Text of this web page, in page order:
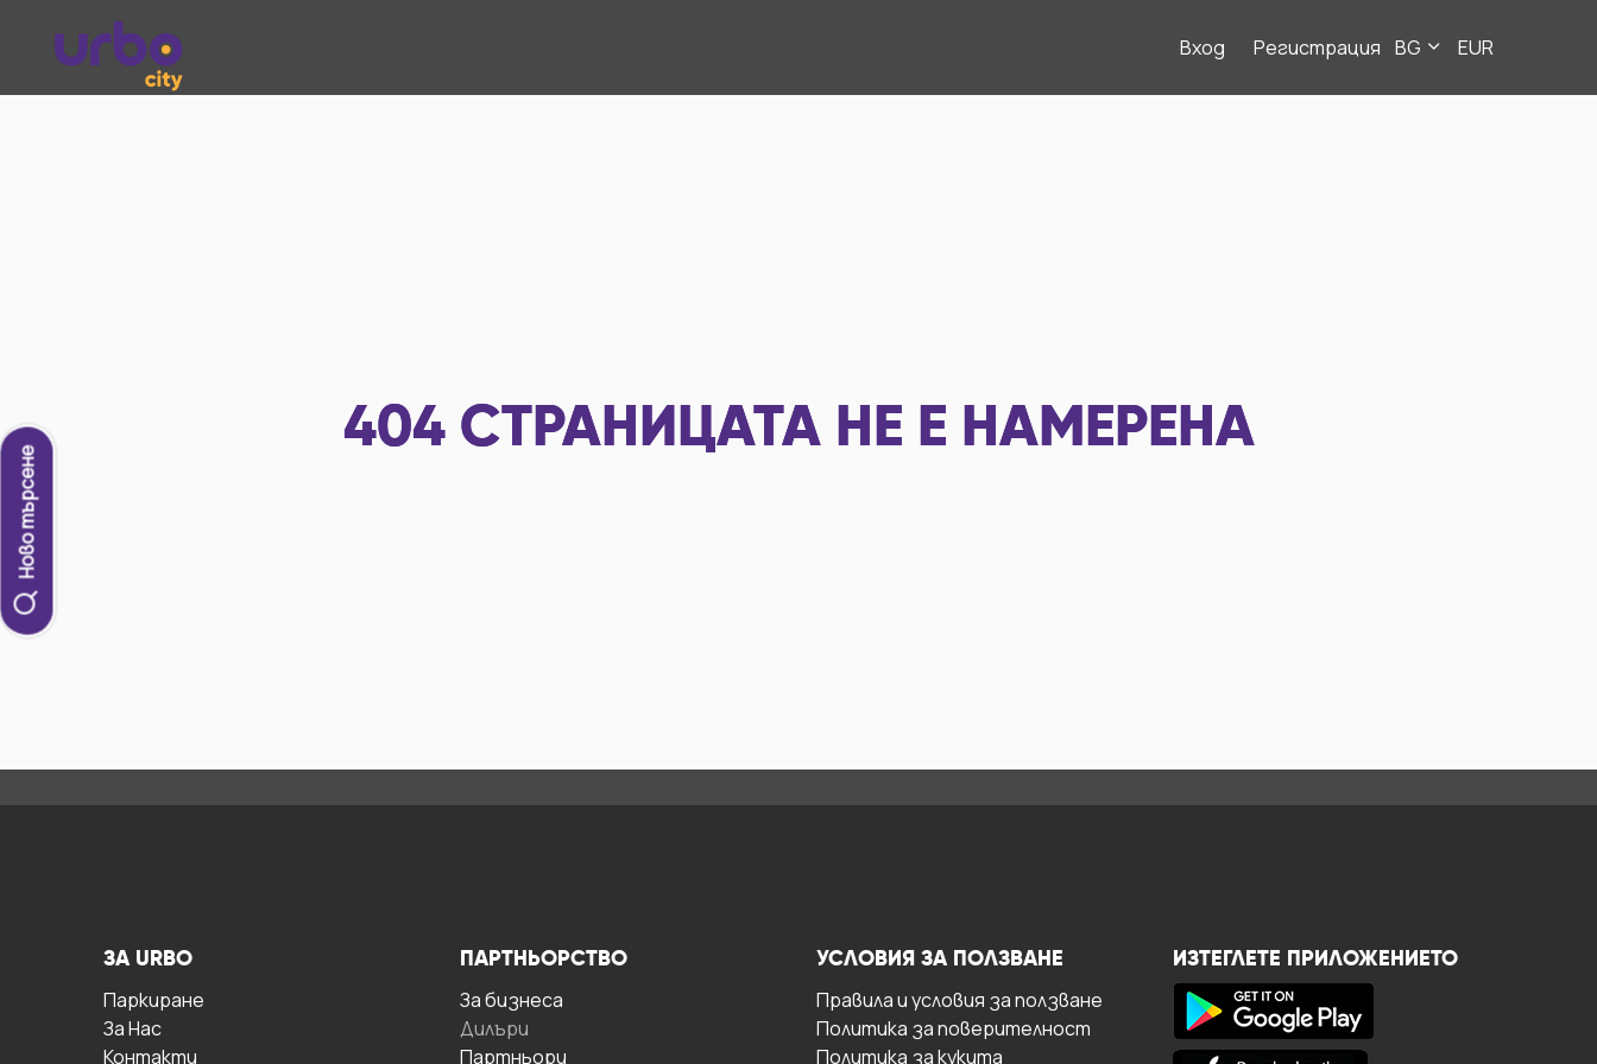
Вход Регистрация BG EUR
Ново търсене
404 СТРАНИЦАТА НЕ Е НАМЕРЕНА
ЗА URBO
Паркиране
За Hас
Контакти
ПАРТНЬОРСТВО
За бизнесa
Дилъри
Партньори
УСЛОВИЯ ЗА ПОЛЗВАНЕ
Правила и условия за ползване
Политика за поверителност
Политика за кукита
ИЗТЕГЛЕТЕ ПРИЛОЖЕНИЕТО